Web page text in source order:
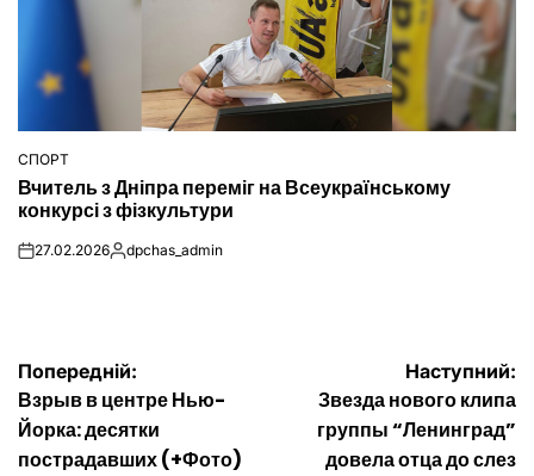
ОПУБЛІКУВАТИ
У
СПОРТ
Вчитель з Дніпра переміг на Всеукраїнському
конкурсі з фізкультури
on27.02.2026Опубліковано
dpchas_admin
Навігація
записів
Попередній:
Взрыв в центре Нью-
Йорка: десятки
пострадавших (+Фото)
Наступний:
Звезда нового клипа
группы “Ленинград”
довела отца до слез